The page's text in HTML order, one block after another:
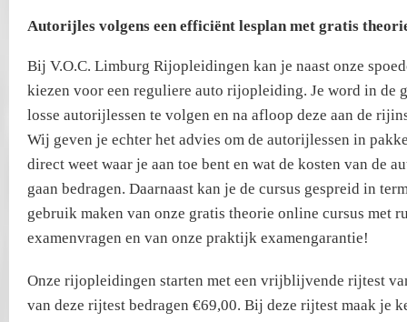
Autorijles volgens een efficiënt lesplan met gratis
Bij V.O.C. Limburg Rijopleidingen kan je naast onze
kiezen voor een reguliere auto rijopleiding. Je word in de
losse autorijlessen te volgen en na afloop deze aan de
Wij geven je echter het advies om de autorijlessen in
direct weet waar je aan toe bent en wat de kosten van de
gaan bedragen. Daarnaast kan je de cursus gespreid in
gebruik maken van onze gratis theorie online cursus met
examenvragen en van onze praktijk examengarantie!
Onze rijopleidingen starten met een vrijblijvende rijtest
van deze rijtest bedragen €69,00. Bij deze rijtest maak je